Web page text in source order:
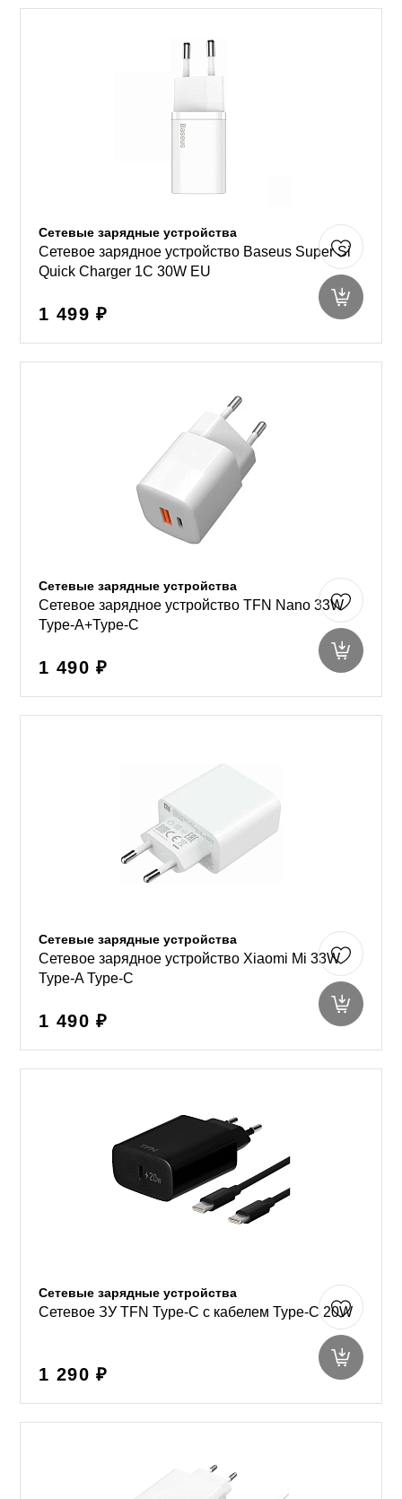
Сетевые зарядные устройства
Сетевое зарядное устройство Baseus Super Si
Quick Charger 1C 30W EU
1 499 ₽
Сетевые зарядные устройства
Сетевое зарядное устройство TFN Nano 33W
Type-A+Type-C
1 490 ₽
Сетевые зарядные устройства
Сетевое зарядное устройство Xiaomi Mi 33W
Type-A Type-C
1 490 ₽
Сетевые зарядные устройства
Сетевое ЗУ TFN Type-C с кабелем Type-C 20W
1 290 ₽